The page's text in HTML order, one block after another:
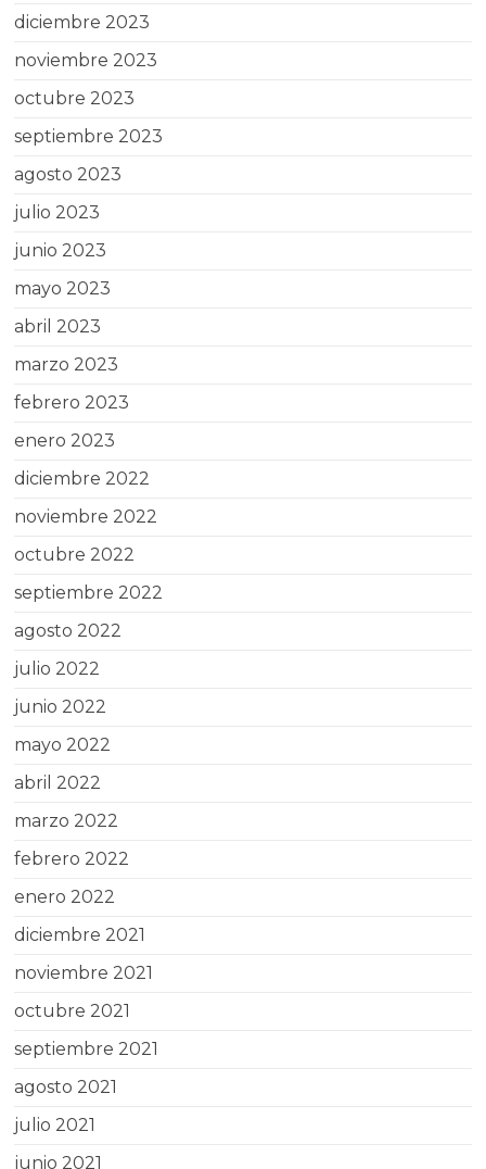
diciembre 2023
noviembre 2023
octubre 2023
septiembre 2023
agosto 2023
julio 2023
junio 2023
mayo 2023
abril 2023
marzo 2023
febrero 2023
enero 2023
diciembre 2022
noviembre 2022
octubre 2022
septiembre 2022
agosto 2022
julio 2022
junio 2022
mayo 2022
abril 2022
marzo 2022
febrero 2022
enero 2022
diciembre 2021
noviembre 2021
octubre 2021
septiembre 2021
agosto 2021
julio 2021
junio 2021